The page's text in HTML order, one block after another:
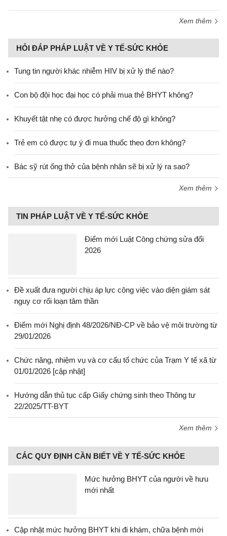
Xem thêm
HỎI ĐÁP PHÁP LUẬT VỀ Y TẾ-SỨC KHỎE
Tung tin người khác nhiễm HIV bị xử lý thế nào?
Con bộ đội học đại học có phải mua thẻ BHYT không?
Khuyết tật nhẹ có được hưởng chế độ gì không?
Trẻ em có được tự ý đi mua thuốc theo đơn không?
Bác sỹ rút ống thở của bệnh nhân sẽ bị xử lý ra sao?
Xem thêm
TIN PHÁP LUẬT VỀ Y TẾ-SỨC KHỎE
Điểm mới Luật Công chứng sửa đổi
2026
Đề xuất đưa người chịu áp lực công việc vào diện giám sát
nguy cơ rối loạn tâm thần
Điểm mới Nghị định 48/2026/NĐ-CP về bảo vệ môi trường từ
29/01/2026
Chức năng, nhiệm vụ và cơ cấu tổ chức của Trạm Y tế xã từ
01/01/2026 [cập nhật]
Hướng dẫn thủ tục cấp Giấy chứng sinh theo Thông tư
22/2025/TT-BYT
Xem thêm
CÁC QUY ĐỊNH CẦN BIẾT VỀ Y TẾ-SỨC KHỎE
Mức hưởng BHYT của người về hưu
mới nhất
Cập nhật mức hưởng BHYT khi đi khám, chữa bệnh mới